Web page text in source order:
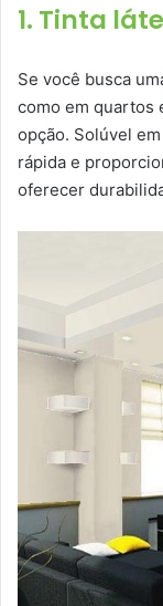
1. Tinta
Se você busca
como em quartos
opção. Solúvel
rápida e
oferecer